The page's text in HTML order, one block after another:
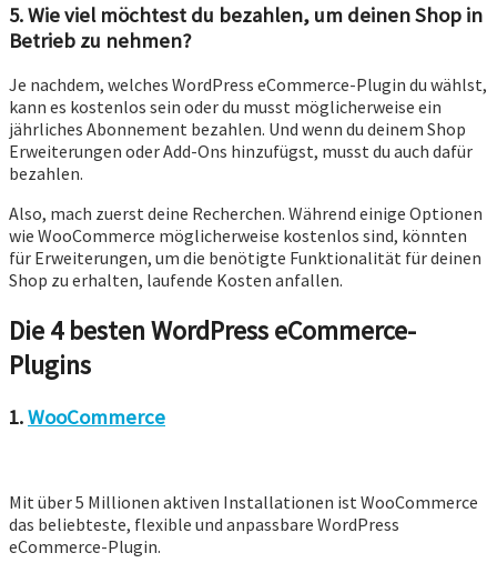
5. Wie viel möchtest du bezahlen, um deinen Shop in
Betrieb zu nehmen?
Je nachdem, welches WordPress eCommerce-Plugin du wählst,
kann es kostenlos sein oder du musst möglicherweise ein
jährliches Abonnement bezahlen. Und wenn du deinem Shop
Erweiterungen oder Add-Ons hinzufügst, musst du auch dafür
bezahlen.
Also, mach zuerst deine Recherchen. Während einige Optionen
wie WooCommerce möglicherweise kostenlos sind, könnten
für Erweiterungen, um die benötigte Funktionalität für deinen
Shop zu erhalten, laufende Kosten anfallen.
Die 4 besten WordPress eCommerce-
Plugins
1.WooCommerce
Mit über 5 Millionen aktiven Installationen ist WooCommerce
das beliebteste, flexible und anpassbare WordPress
eCommerce-Plugin.